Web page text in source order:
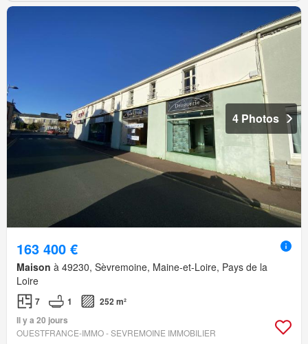
4 Photos
163 400 €
Maison à 49230, Sèvremoine, Maine-et-Loire, Pays de la
Loire
7 1
252 m²
Il y a 20 jours
OUESTFRANCE-IMMO - SEVREMOINE IMMOBILIER